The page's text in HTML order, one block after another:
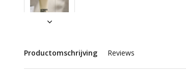
Productomschrijving Reviews